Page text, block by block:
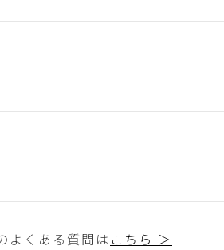
よくある質問は こちら ＞